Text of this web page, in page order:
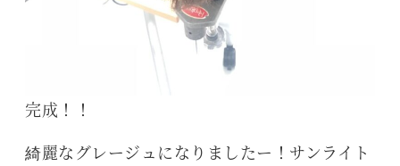
完成！！
綺麗なグレージュになりましたー！サンライト